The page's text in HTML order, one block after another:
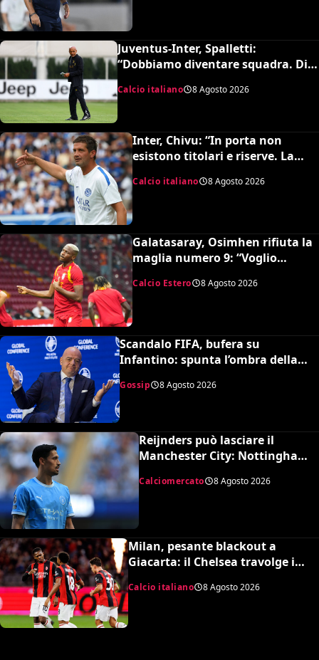
Juventus-Inter, Spalletti:
“Dobbiamo diventare squadra. Di
Gregorio? Cose che possono
capitare”
Calcio italiano 8 Agosto 2026
Inter, Chivu: “In porta non
esistono titolari e riserve. La
Calcio italiano 8 Agosto 2026
Galatasaray, Osimhen rifiuta la
maglia numero 9: “Voglio
Calcio Estero 8 Agosto 2026
Scandalo FIFA, bufera su
Infantino: spunta l’ombra della
UEFA
Gossip 8 Agosto 2026
Reijnders può lasciare il
Manchester City: Nottingham
Calciomercato 8 Agosto 2026
Milan, pesante blackout a
Giacarta: il Chelsea travolge i
rossoneri 3-0 in amichevole
Calcio italiano 8 Agosto 2026